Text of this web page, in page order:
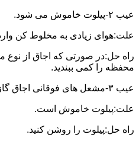
عیب ۲-پیلوت خاموش می شود.
علت:هوای زیادی به مخلوط کن
راه حل:در صورتی که اجاق از
محفظه را کمی ببندید.
عیب ۳-مشعل های فوقانی اجاق گاز روشن نمی شود.
علت:پیلوت خاموش است.
راه حل:پیلوت را روشن کنید.